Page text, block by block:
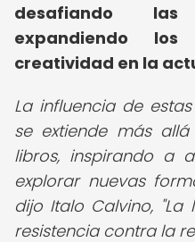
desafiando
expandiendo
creatividad en la
La influencia de
se extiende más
libros, inspirando a
explorar nuevas
dijo Italo Calvino,
resistencia contra la